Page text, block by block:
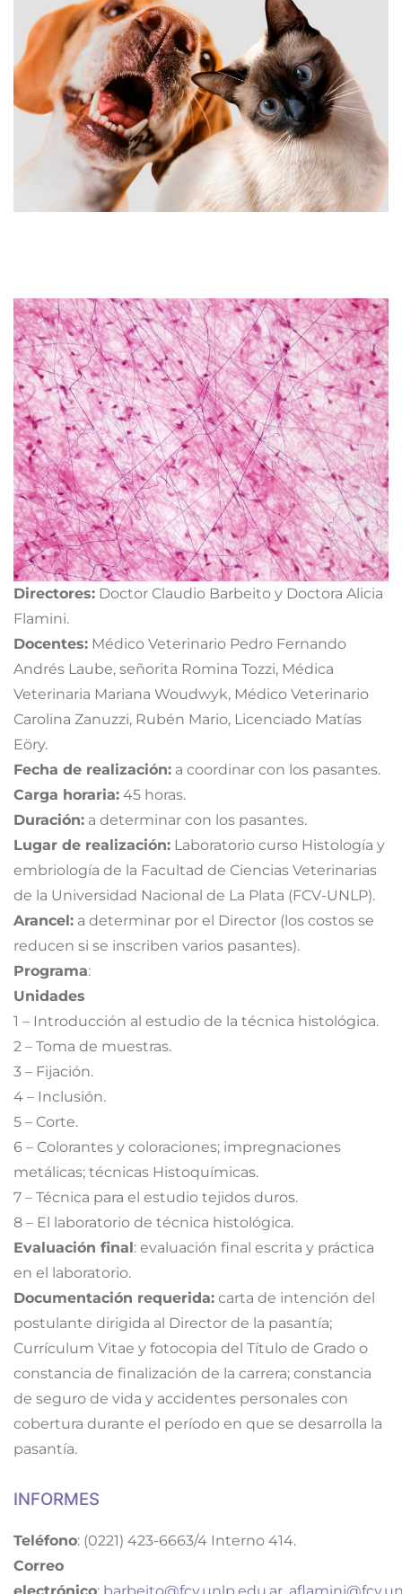
Directores: Doctor Claudio Barbeito y Doctora Alicia
Flamini.
Docentes: Médico Veterinario Pedro Fernando
Andrés Laube, señorita Romina Tozzi, Médica
Veterinaria Mariana Woudwyk, Médico Veterinario
Carolina Zanuzzi, Rubén Mario, Licenciado Matías
Eöry.
Fecha de realización: a coordinar con los pasantes.
Carga horaria: 45 horas.
Duración: a determinar con los pasantes.
Lugar de realización: Laboratorio curso Histología y
embriología de la Facultad de Ciencias Veterinarias
de la Universidad Nacional de La Plata (FCV-UNLP).
Arancel: a determinar por el Director (los costos se
reducen si se inscriben varios pasantes).
Programa:
Unidades
1 – Introducción al estudio de la técnica histológica.
2 – Toma de muestras.
3 – Fijación.
4 – Inclusión.
5 – Corte.
6 – Colorantes y coloraciones; impregnaciones
metálicas; técnicas Histoquímicas.
7 – Técnica para el estudio tejidos duros.
8 – El laboratorio de técnica histológica.
Evaluación final: evaluación final escrita y práctica
en el laboratorio.
Documentación requerida: carta de intención del
postulante dirigida al Director de la pasantía;
Currículum Vitae y fotocopia del Título de Grado o
constancia de finalización de la carrera; constancia
de seguro de vida y accidentes personales con
cobertura durante el período en que se desarrolla la
pasantía.
INFORMES
Teléfono: (0221) 423-6663/4 Interno 414.
Correo